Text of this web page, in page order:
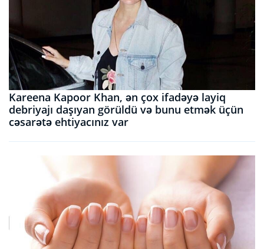
Kareena Kapoor Khan, ən çox ifadəyə layiq
debriyajı daşıyan görüldü və bunu etmək üçün
cəsarətə ehtiyacınız var